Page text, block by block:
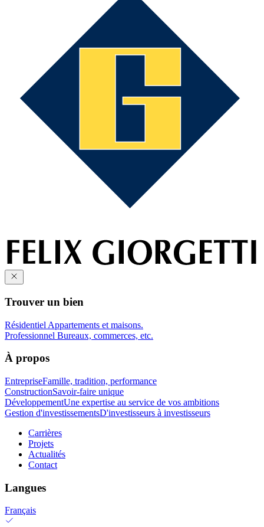
Trouver un bien
Résidentiel Appartements et maisons.
Professionnel Bureaux, commerces, etc.
À propos
EntrepriseFamille, tradition, performance
ConstructionSavoir-faire unique
DéveloppementUne expertise au service de vos ambitions
Gestion d'investissementsD'investisseurs à investisseurs
Carrières
Projets
Actualités
Contact
Langues
Français